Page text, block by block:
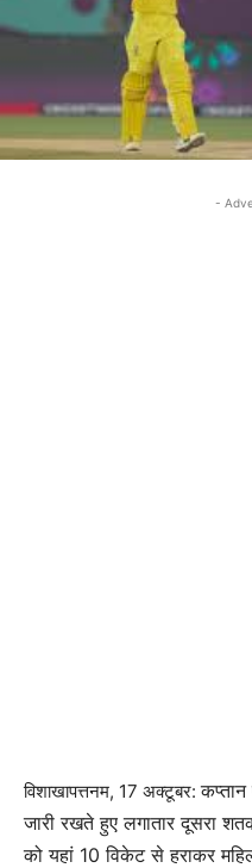
-
विशाखापत्तनम, 17 अक्टूबर:कप्तान
जारी रखते हुए लगातार दूसरा
को यहां 10 विकेट से हराकर